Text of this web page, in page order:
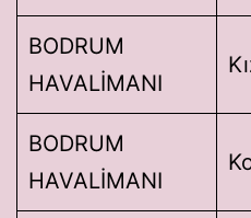
BODRUM
HAVALİMANI
BODRUM
HAVALİMANI